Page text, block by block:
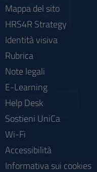
Mappa del sito
HRS4R Strategy
Identità visiva
Rubrica
Note legali
E-Learning
Help Desk
Sostieni UniCa
Wi-Fi
Accessibilità
Informativa sui cookies